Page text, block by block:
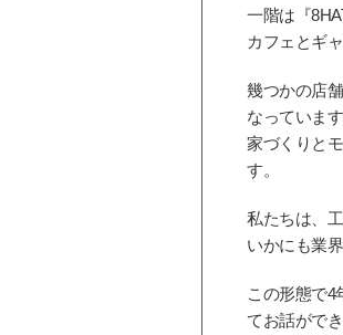
一階は『
カフェとギ
幾つかの店
なっています
家づくりと
す。
私たちは、
いかにも業
この形態で4
てお話がで